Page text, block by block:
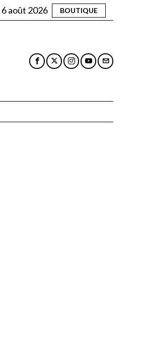
6 août 2026 BOUTIQUE